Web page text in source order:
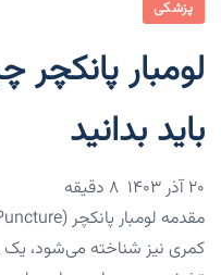
پزشکی
لومبار
باید بدانید
۲۰ آذر ۱۴۰۳
کمری نیز شناخته می‌شود،